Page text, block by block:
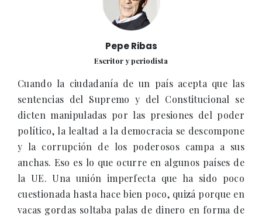
Pepe Ribas
Escritor y periodista
Cuando la ciudadanía de un país acepta que las
sentencias del Supremo y del Constitucional se
dicten manipuladas por las presiones del poder
político, la lealtad a la democracia se descompone
y la corrupción de los poderosos campa a sus
anchas. Eso es lo que ocurre en algunos países de
la UE. Una unión imperfecta que ha sido poco
cuestionada hasta hace bien poco, quizá porque en
vacas gordas soltaba palas de dinero en forma de